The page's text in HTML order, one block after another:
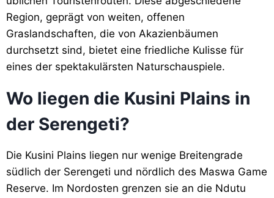
Region, geprägt von weiten, offenen
Graslandschaften, die von Akazienbäumen
durchsetzt sind, bietet eine friedliche Kulisse für
eines der spektakulärsten Naturschauspiele.
Wo liegen die Kusini Plains in
der Serengeti?
Die Kusini Plains liegen nur wenige Breitengrade
südlich der Serengeti und nördlich des Maswa Game
Reserve. Im Nordosten grenzen sie an die Ndutu